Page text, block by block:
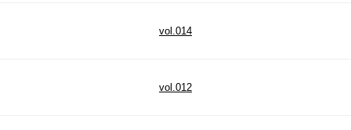
vol.014
vol.012